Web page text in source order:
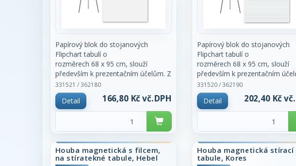
Papírový blok do stojanových
Flipchart tabulí o
rozměrech 68 x 95 cm, slouží
především k prezentačním účelům. Z
důvodu
universálního děrování bloků na 10
děr je
tento blok vhodný pro všechny typy
i pro stojany s pevným uchycením.
Blok obsahuje 25 listů čistých papírů.
Je
srolovaný a obalen igelitem. Cena za
331521 / 362180
Detail 166,80 Kč vč.DPH
Papírový blok do stojanových
Flipchart tabulí o
rozměrech 68 x 95 cm, slouží
především k prezentačním
důvodu
universálního děrování bloků
děr je
tento blok vhodný pro všechny
i pro stojany s pevným
Čtverečkovaný modrý rastr je o
rozměrech 2,5 x 2,5
cm, obsahuje 25 listů. Je
331520 / 362190
Detail 202,40 Kč
Houba magnetická s filcem,
na stíratekné tabule, Hebel
Houba magnetická stírací
tabule, Kores